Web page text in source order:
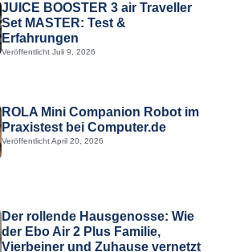
JUICE BOOSTER 3 air Traveller
Set MASTER: Test &
Erfahrungen
Veröffentlicht Juli 9, 2026
ROLA Mini Companion Robot im
Praxistest bei Computer.de
Veröffentlicht April 20, 2026
Der rollende Hausgenosse: Wie
der Ebo Air 2 Plus Familie,
Vierbeiner und Zuhause vernetzt